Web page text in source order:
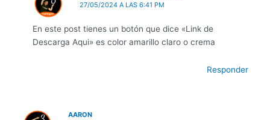
27/05/2024 A LAS 6:41 PM
En este post tienes un botón que dice «Link de
Descarga Aqui» es color amarillo claro o crema
Responder
AARON